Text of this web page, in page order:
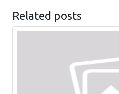
Related posts